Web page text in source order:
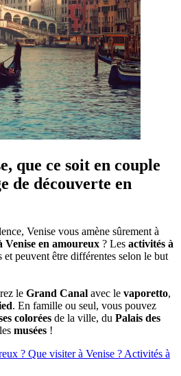
que ce soit en couple
de découverte en
Venise vous amène sûrement à
Venise en amoureux ? Les activités à
et peuvent être différentes selon le but
le Grand Canal avec le vaporetto,
. En famille ou seul, vous pouvez
colorées de la ville, du Palais des
musées !
? Que visiter à Venise ? Activités à